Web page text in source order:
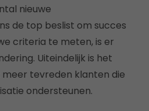
nieuwe
de top beslist om succes
criteria te meten, is er
Uiteindelijk is het
tevreden klanten die
ondersteunen.